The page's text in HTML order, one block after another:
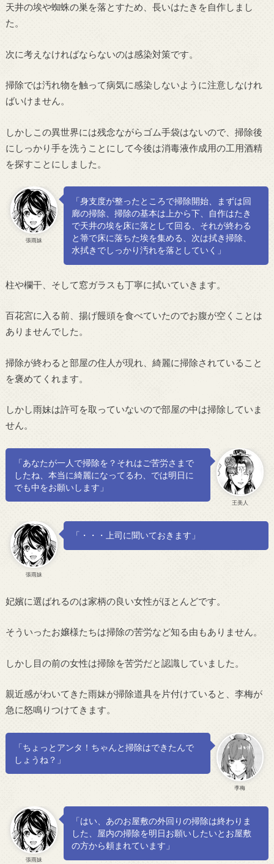
天井の埃や蜘蛛の巣を落とすため、長いはたきを自作しまし
た。
次に考えなければならないのは感染対策です。
掃除では汚れ物を触って病気に感染しないように注意しなけれ
ばいけません。
しかしこの異世界には残念ながらゴム手袋はないので、掃除後
にしっかり手を洗うことにして今後は消毒液作成用の工用酒精
を探すことにしました。
張雨妹
「身支度が整ったところで掃除開始、まずは回
廊の掃除、掃除の基本は上から下、自作はたき
で天井の埃を床に落として回る、それが終わる
と箒で床に落ちた埃を集める、次は拭き掃除、
水拭きでしっかり汚れを落としていく」
柱や欄干、そして窓ガラスも丁寧に拭いていきます。
百花宮に入る前、揚げ饅頭を食べていたのでお腹が空くことは
ありませんでした。
掃除が終わると部屋の住人が現れ、綺麗に掃除されていること
を褒めてくれます。
しかし雨妹は許可を取っていないので部屋の中は掃除していま
せん。
王美人
「あなたが一人で掃除を？それはご苦労さまで
したね、本当に綺麗になってるわ、では明日に
でも中をお願いします」
張雨妹
「・・・上司に聞いておきます」
妃嬪に選ばれるのは家柄の良い女性がほとんどです。
そういったお嬢様たちは掃除の苦労など知る由もありません。
しかし目の前の女性は掃除を苦労だと認識していました。
親近感がわいてきた雨妹が掃除道具を片付けていると、李梅が
急に怒鳴りつけてきます。
李梅
「ちょっとアンタ！ちゃんと掃除はできたんで
しょうね？」
張雨妹
「はい、あのお屋敷の外回りの掃除は終わりま
した、屋内の掃除を明日お願いしたいとお屋敷
の方から頼まれています」